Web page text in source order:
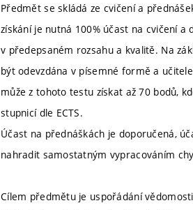
Předmět se skládá ze cvičení a
získání je nutná 100% účast na cvičení
v předepsaném rozsahu a kvalitě. Na
být odevzdána v písemné formě a
může z tohoto testu získat až 70 bodů,
stupnicí dle ECTS.
Účast na přednáškách je doporučená,
nahradit samostatným vypracováním
Cílem předmětu je uspořádání